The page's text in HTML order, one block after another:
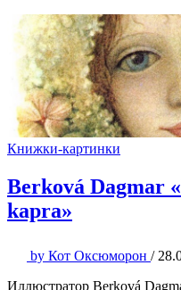
Книжки-картинки
Berková Dagmar
kapra»
by Кот Оксюморон /
Иллюстратор Berková